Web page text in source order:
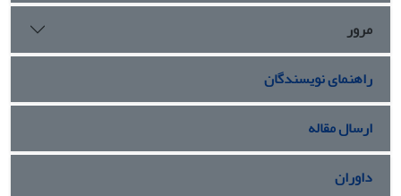
مرور
راهنمای نویسندگان
ارسال مقاله
داوران